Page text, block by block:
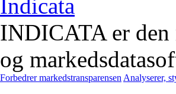
INDICATA er den
og
Forbedrer markedstransparensen Analyserer,